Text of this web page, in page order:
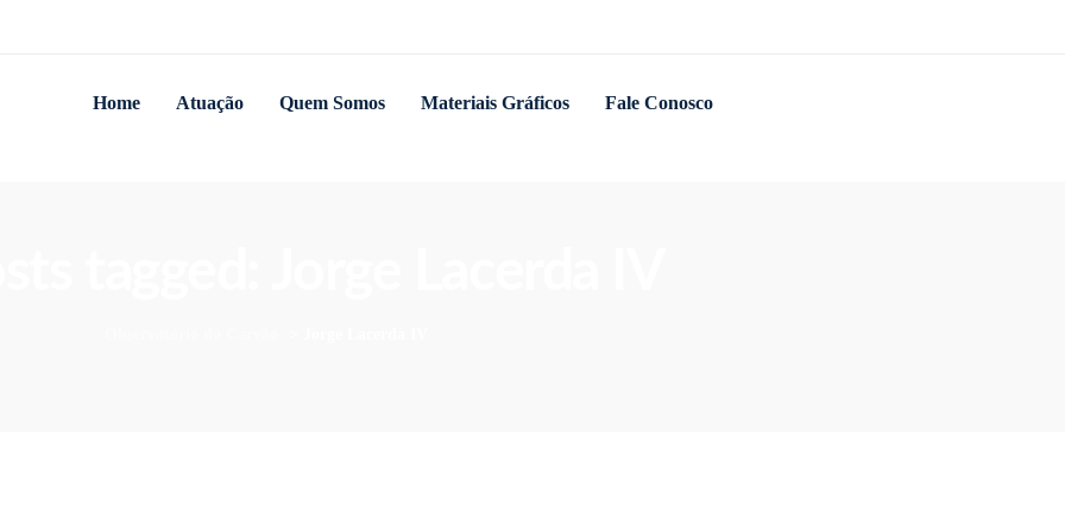
Home Atuação Quem Somos Materiais Gráficos Fale Conosco